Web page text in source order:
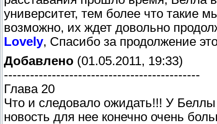
университет, тем более что такие
возможно, их ждет довольно
Lovely, Спасибо за продолжение
Добавлено (01.05.2011, 19:33)
---------------------------------------------
Глава 20
Что и следовало ожидать!!! У
новость для нее конечно очень